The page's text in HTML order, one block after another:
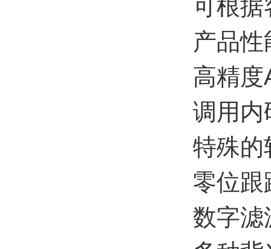
可根据
产品性
高精度
调用内
特殊的
零位跟
数字滤